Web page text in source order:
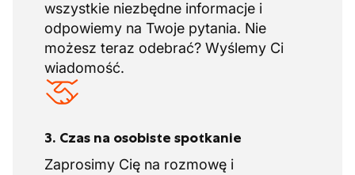
wszystkie niezbędne informacje i
odpowiemy na Twoje pytania. Nie
możesz teraz odebrać? Wyślemy Ci
wiadomość.
3. Czas na osobiste spotkanie
Zaprosimy Cię na rozmowę i